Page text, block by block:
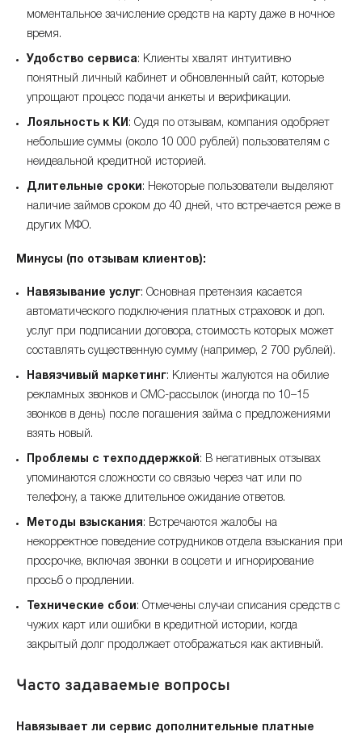
моментальное зачисление средств на карту даже в ночное
время.
Удобство сервиса: Клиенты хвалят интуитивно
понятный личный кабинет и обновленный сайт, которые
упрощают процесс подачи анкеты и верификации.
Лояльность к КИ : Судя по отзывам, компания одобряет
небольшие суммы (около 10 000 рублей) пользователям с
неидеальной кредитной историей.
Длительные сроки : Некоторые пользователи выделяют
наличие займов сроком до 40 дней, что встречается реже в
других МФО.
Минусы (по отзывам клиентов):
Навязывание услуг: Основная претензия касается
автоматического подключения платных страховок и доп.
услуг при подписании договора, стоимость которых может
составлять существенную сумму (например, 2 700 рублей).
Навязчивый маркетинг: Клиенты жалуются на обилие
рекламных звонков и СМС-рассылок (иногда по 10–15
звонков в день) после погашения займа с предложениями
взять новый.
Проблемы с техподдержкой : В негативных отзывах
упоминаются сложности со связью через чат или по
телефону, а также длительное ожидание ответов.
Методы взыскания : Встречаются жалобы на
некорректное поведение сотрудников отдела взыскания при
просрочке, включая звонки в соцсети и игнорирование
просьб о продлении.
Технические сбои : Отмечены случаи списания средств с
чужих карт или ошибки в кредитной истории, когда
закрытый долг продолжает отображаться как активный.
Часто задаваемые вопросы
Навязывает ли сервис дополнительные платные